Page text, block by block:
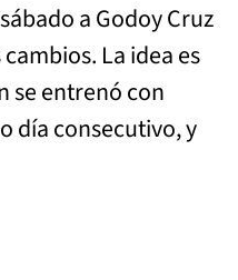
a Godoy Cruz
La idea es
se entrenó con
día consecutivo, y